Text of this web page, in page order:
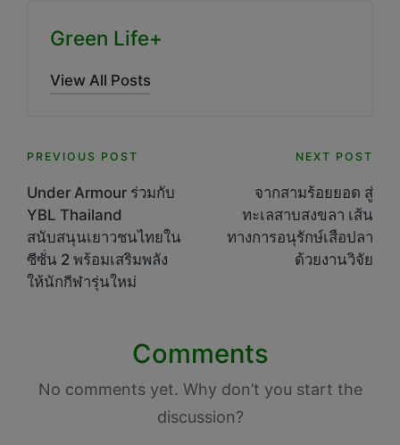
Green Life+
View All Posts
Post
navigation
PREVIOUS POST
Under Armour ร่วมกับ
YBL Thailand
สนับสนุนเยาวชนไทยใน
ซีซั่น 2 พร้อมเสริมพลัง
ให้นักกีฬารุ่นใหม่
NEXT POST
จากสามร้อยยอด สู่
ทะเลสาบสงขลา เส้น
ทางการอนุรักษ์เสือปลา
ด้วยงานวิจัย
Comments
No comments yet. Why don’t you start the
discussion?